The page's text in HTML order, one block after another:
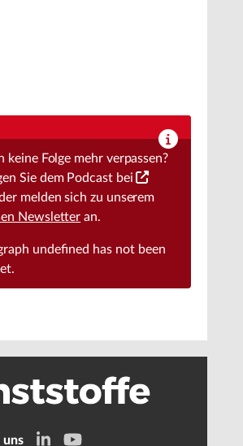
keine Folge mehr verpassen?
Sie dem Podcast bei
melden sich zu unserem
Newsletter an.
undefined has not been
uns